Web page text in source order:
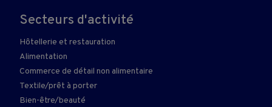
Secteurs d'activité
Hôtellerie et restauration
Alimentation
Commerce de détail non alimentaire
Textile/prêt à porter
Bien-être/beauté